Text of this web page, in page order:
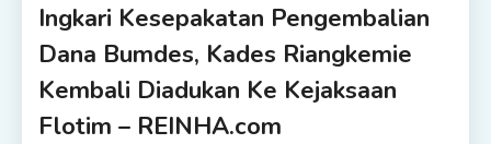
Ingkari Kesepakatan Pengembalian
Dana Bumdes, Kades Riangkemie
Kembali Diadukan Ke Kejaksaan
Flotim – REINHA.com